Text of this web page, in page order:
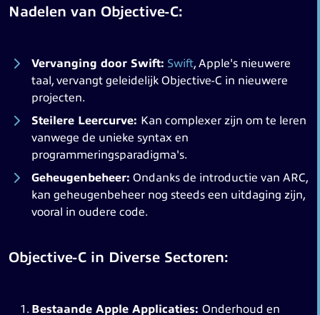
Nadelen van Objective-C:
Vervanging door Swift: Swift, Apple's nieuwere
taal, vervangt geleidelijk Objective-C in nieuwere
projecten.
Steilere Leercurve: Kan complexer zijn om te leren
vanwege de unieke syntax en
programmeringsparadigma's.
Geheugenbeheer: Ondanks de introductie van ARC,
kan geheugenbeheer nog steeds een uitdaging zijn,
vooral in oudere code.
Objective-C in Diverse Sectoren:
Bestaande Apple Applicaties: Onderhoud en